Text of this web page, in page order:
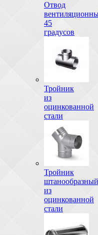
Отвод
45
градусов
Тройник
из
оцинкованной
стали
Тройник
штанообразный
из
оцинкованной
стали